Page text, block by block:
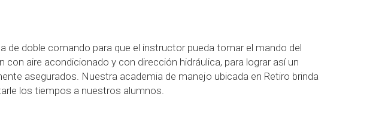
doble comando para que el instructor pueda tomar el mando del
aire acondicionado y con dirección hidráulica, para lograr así un
asegurados. Nuestra academia de manejo ubicada en Retiro brinda
los tiempos a nuestros alumnos.